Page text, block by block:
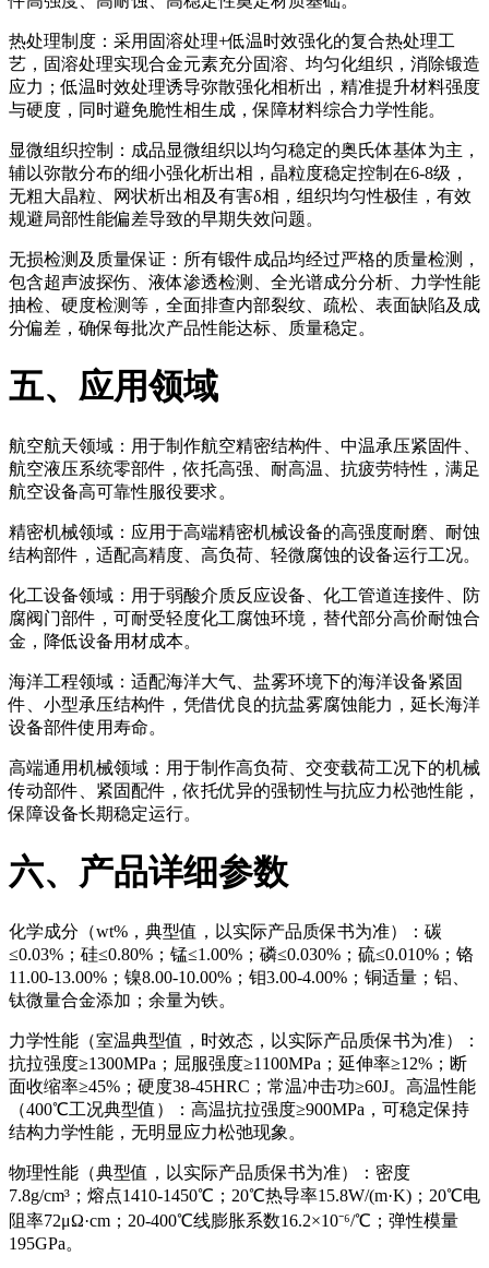
热处理制度：采用固溶处理+低温时效强化的复合热处理工
艺，固溶处理实现合金元素充分固溶、均匀化组织，消除锻造
应力；低温时效处理诱导弥散强化相析出，精准提升材料强度
与硬度，同时避免脆性相生成，保障材料综合力学性能。
显微组织控制：成品显微组织以均匀稳定的奥氏体基体为主，
辅以弥散分布的细小强化析出相，晶粒度稳定控制在6-8级，
无粗大晶粒、网状析出相及有害δ相，组织均匀性极佳，有效
规避局部性能偏差导致的早期失效问题。
无损检测及质量保证：所有锻件成品均经过严格的质量检测，
包含超声波探伤、液体渗透检测、全光谱成分分析、力学性能
抽检、硬度检测等，全面排查内部裂纹、疏松、表面缺陷及成
分偏差，确保每批次产品性能达标、质量稳定。
五、应用领域
航空航天领域：用于制作航空精密结构件、中温承压紧固件、
航空液压系统零部件，依托高强、耐高温、抗疲劳特性，满足
航空设备高可靠性服役要求。
精密机械领域：应用于高端精密机械设备的高强度耐磨、耐蚀
结构部件，适配高精度、高负荷、轻微腐蚀的设备运行工况。
化工设备领域：用于弱酸介质反应设备、化工管道连接件、防
腐阀门部件，可耐受轻度化工腐蚀环境，替代部分高价耐蚀合
金，降低设备用材成本。
海洋工程领域：适配海洋大气、盐雾环境下的海洋设备紧固
件、小型承压结构件，凭借优良的抗盐雾腐蚀能力，延长海洋
设备部件使用寿命。
高端通用机械领域：用于制作高负荷、交变载荷工况下的机械
传动部件、紧固配件，依托优异的强韧性与抗应力松弛性能，
保障设备长期稳定运行。
六、产品详细参数
化学成分（wt%，典型值，以实际产品质保书为准）：碳
≤0.03%；硅≤0.80%；锰≤1.00%；磷≤0.030%；硫≤0.010%；铬
11.00-13.00%；镍8.00-10.00%；钼3.00-4.00%；铜适量；铝、
钛微量合金添加；余量为铁。
力学性能（室温典型值，时效态，以实际产品质保书为准）：
抗拉强度≥1300MPa；屈服强度≥1100MPa；延伸率≥12%；断
面收缩率≥45%；硬度38-45HRC；常温冲击功≥60J。高温性能
（400℃工况典型值）：高温抗拉强度≥900MPa，可稳定保持
结构力学性能，无明显应力松弛现象。
物理性能（典型值，以实际产品质保书为准）：密度
7.8g/cm³；熔点1410-1450℃；20℃热导率15.8W/(m·K)；20℃电
阻率72μΩ·cm；20-400℃线膨胀系数16.2×10⁻⁶/℃；弹性模量
195GPa。